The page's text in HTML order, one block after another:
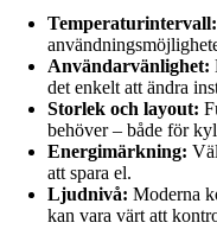
Temperaturintervall:
Användarvänlighet:
det enkelt att ändra
Storlek och layout:
behöver – både för
Energimärkning:
att spara el.
Ljudnivå: Moderna
kan vara värt att